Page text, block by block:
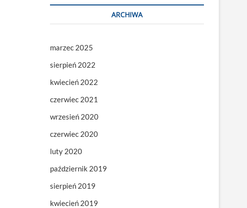
ARCHIWA
marzec 2025
sierpień 2022
kwiecień 2022
czerwiec 2021
wrzesień 2020
czerwiec 2020
luty 2020
październik 2019
sierpień 2019
kwiecień 2019